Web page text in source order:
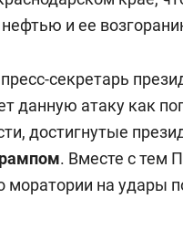
нефтью и ее
пресс-секретарь
данную атаку как
достигнутые
. Вместе с тем
моратории на удары